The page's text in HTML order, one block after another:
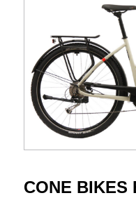
CONE BIKES